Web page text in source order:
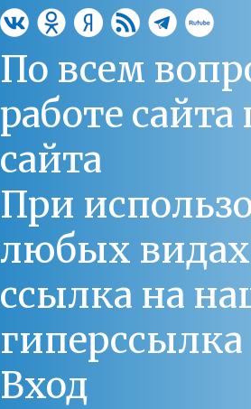
По всем
работе
сайта
При
любых
ссылка на
Вход